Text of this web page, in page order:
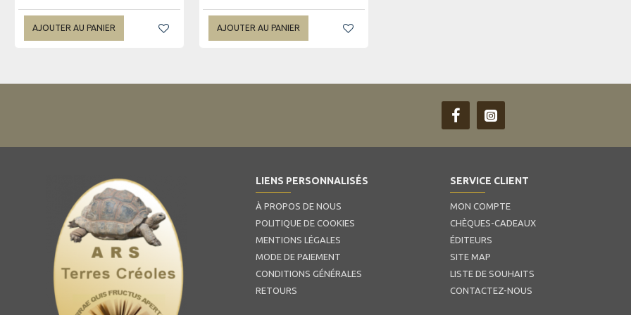
AJOUTER AU PANIER AJOUTER AU PANIER
LIENS PERSONNALISÉS
À PROPOS DE NOUS
POLITIQUE DE COOKIES
MENTIONS LÉGALES
MODE DE PAIEMENT
CONDITIONS GÉNÉRALES
RETOURS
SERVICE CLIENT
MON COMPTE
CHÈQUES-CADEAUX
ÉDITEURS
SITE MAP
LISTE DE SOUHAITS
CONTACTEZ-NOUS